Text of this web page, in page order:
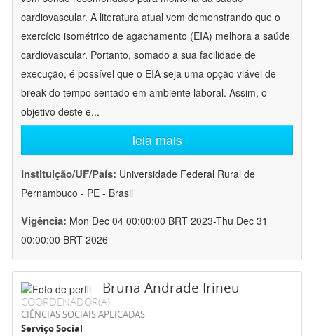
cardiovascular. A literatura atual vem demonstrando que o
exercício isométrico de agachamento (EIA) melhora a saúde
cardiovascular. Portanto, somado a sua facilidade de
execução, é possível que o EIA seja uma opção viável de
break do tempo sentado em ambiente laboral. Assim, o
objetivo deste e...
leia mais
Instituição/UF/País: Universidade Federal Rural de
Pernambuco - PE - Brasil
Vigência: Mon Dec 04 00:00:00 BRT 2023-Thu Dec 31
00:00:00 BRT 2026
Bruna Andrade Irineu
COORDENADOR(A)
CIÊNCIAS SOCIAIS APLICADAS
Serviço Social